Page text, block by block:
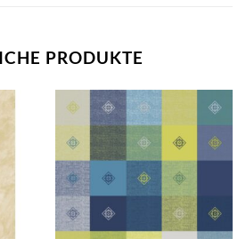
PRODUKTE